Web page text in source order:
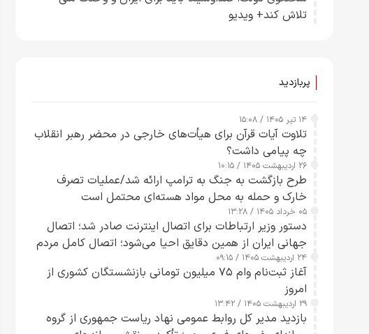
تلاش کند+ ویدیو
پربازدید
۱۴ تیر ۱۴۰۵ / ۱۵:۰۸
تلاوت آیات قرآن برای هیأت‌های خارجی در محضر رهبر انقلاب
چه پیامی داشت؟
۲۶ اردیبهشت ۱۴۰۵ / ۱۰:۱۵
طرح‌ بازگشت به جنگ به ترامپ ارائه شد/عملیات تصرف
خارک و حمله به محل مواد هسته‌ای محتمل است
۰۵ خرداد ۱۴۰۵ / ۱۳:۲۸
دستور وزیر ارتباطات برای اتصال اینترنت صادر شد؛ اتصال
جهانی ایران از همین دقایق احیا می‌شود؛ اتصال کامل مردم
تا ۲۴ ساعت آینده
۲۴ اردیبهشت ۱۴۰۵ / ۰۹:۱۵
آغاز ثبت‌نام وام ۷۵ میلیون تومانی بازنشستگان کشوری از
امروز
۲۹ اردیبهشت ۱۴۰۵ / ۱۳:۴۲
بازدید مدیر کل روابط عمومی نهاد ریاست جمهوری از گروه